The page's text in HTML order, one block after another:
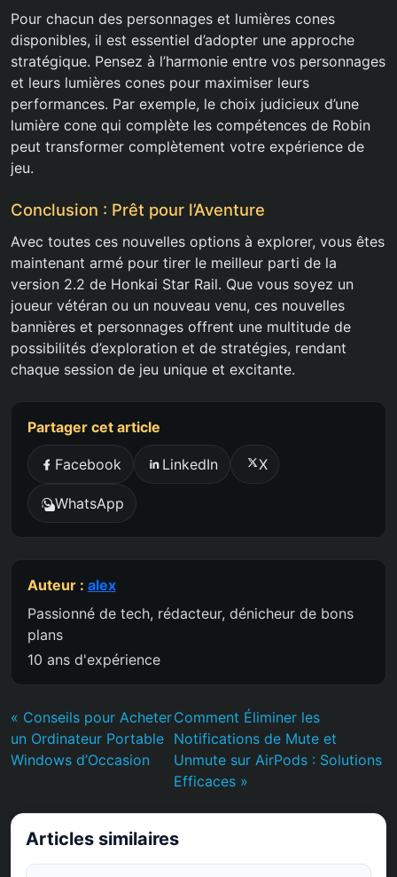
Pour chacun des personnages et lumières cones
disponibles, il est essentiel d’adopter une approche
stratégique. Pensez à l’harmonie entre vos personnages
et leurs lumières cones pour maximiser leurs
performances. Par exemple, le choix judicieux d’une
lumière cone qui complète les compétences de Robin
peut transformer complètement votre expérience de
jeu.
Conclusion : Prêt pour l’Aventure
Avec toutes ces nouvelles options à explorer, vous êtes
maintenant armé pour tirer le meilleur parti de la
version 2.2 de Honkai Star Rail. Que vous soyez un
joueur vétéran ou un nouveau venu, ces nouvelles
bannières et personnages offrent une multitude de
possibilités d’exploration et de stratégies, rendant
chaque session de jeu unique et excitante.
Partager cet article
Facebook LinkedIn X
WhatsApp
Auteur : alex
Passionné de tech, rédacteur, dénicheur de bons
plans
10 ans d'expérience
« Conseils pour Acheter
un Ordinateur Portable
Windows d’Occasion
Comment Éliminer les
Notifications de Mute et
Unmute sur AirPods : Solutions
Efficaces »
Articles similaires